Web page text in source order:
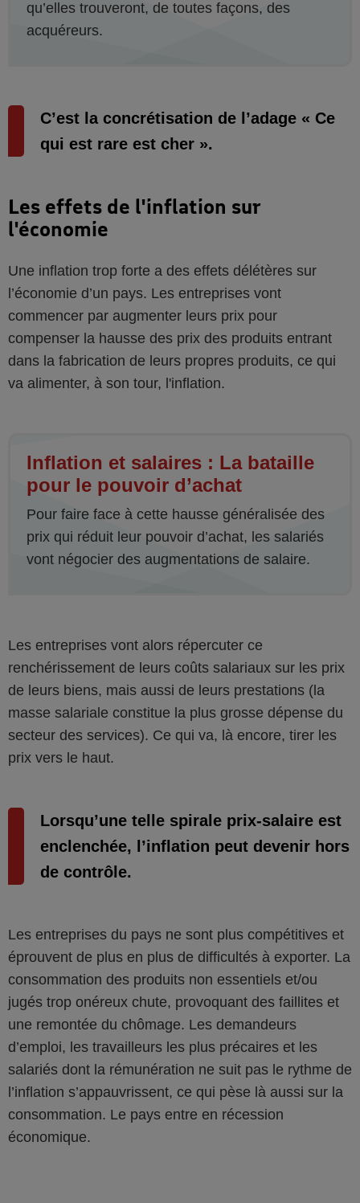
qu’elles trouveront, de toutes façons, des
acquéreurs.
C’est la concrétisation de l’adage « Ce
qui est rare est cher ».
Les effets de l'inflation sur
l'économie
Une inflation trop forte a des effets délétères sur
l’économie d’un pays. Les entreprises vont
commencer par augmenter leurs prix pour
compenser la hausse des prix des produits entrant
dans la fabrication de leurs propres produits, ce qui
va alimenter, à son tour, l'inflation.
Inflation et salaires : La bataille
pour le pouvoir d’achat
Pour faire face à cette hausse généralisée des
prix qui réduit leur pouvoir d’achat, les salariés
vont négocier des augmentations de salaire.
Les entreprises vont alors répercuter ce
renchérissement de leurs coûts salariaux sur les prix
de leurs biens, mais aussi de leurs prestations (la
masse salariale constitue la plus grosse dépense du
secteur des services). Ce qui va, là encore, tirer les
prix vers le haut.
Lorsqu’une telle spirale prix-salaire est
enclenchée, l’inflation peut devenir hors
de contrôle.
Les entreprises du pays ne sont plus compétitives et
éprouvent de plus en plus de difficultés à exporter. La
consommation des produits non essentiels et/ou
jugés trop onéreux chute, provoquant des faillites et
une remontée du chômage. Les demandeurs
d’emploi, les travailleurs les plus précaires et les
salariés dont la rémunération ne suit pas le rythme de
l’inflation s’appauvrissent, ce qui pèse là aussi sur la
consommation. Le pays entre en récession
économique.